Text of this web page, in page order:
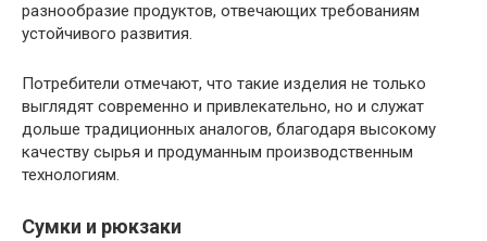
разнообразие продуктов, отвечающих требованиям
устойчивого развития.
Потребители отмечают, что такие изделия не только
выглядят современно и привлекательно, но и служат
дольше традиционных аналогов, благодаря высокому
качеству сырья и продуманным производственным
технологиям.
Сумки и рюкзаки